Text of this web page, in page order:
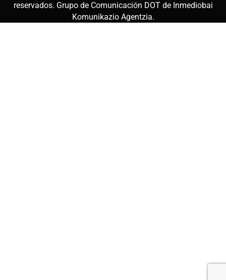
reservados. Grupo de Comunicación DOT de Inmediobai
Komunikazio Agentzia.